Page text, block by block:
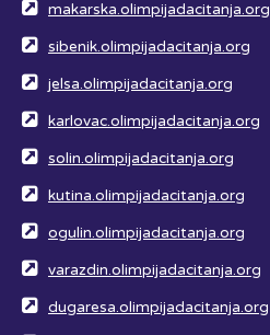
makarska.olimpijadacitanja.org
sibenik.olimpijadacitanja.org
jelsa.olimpijadacitanja.org
karlovac.olimpijadacitanja.org
solin.olimpijadacitanja.org
kutina.olimpijadacitanja.org
ogulin.olimpijadacitanja.org
varazdin.olimpijadacitanja.org
dugaresa.olimpijadacitanja.org